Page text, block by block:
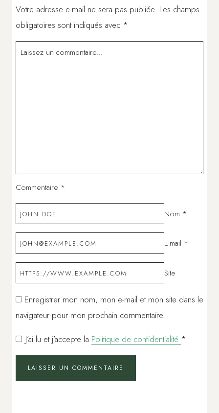
Votre adresse e-mail ne sera pas publiée. Les champs
obligatoires sont indiqués avec *
Commentaire *
Nom *
E-mail *
Site
Enregistrer mon nom, mon e-mail et mon site dans le
navigateur pour mon prochain commentaire.
J’ai lu et j’accepte la Politique de confidentialité *